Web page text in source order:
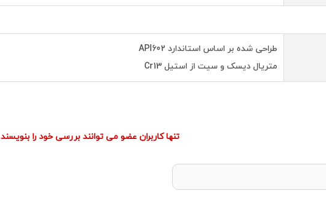
طراحی شده بر اساس استاندارد API602
متریال دیسک و سیت از استیل Cr13
تنها کاربران عضو می توانند بررسی خود را بنویسند